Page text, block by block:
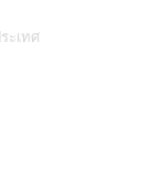
ะเทศ